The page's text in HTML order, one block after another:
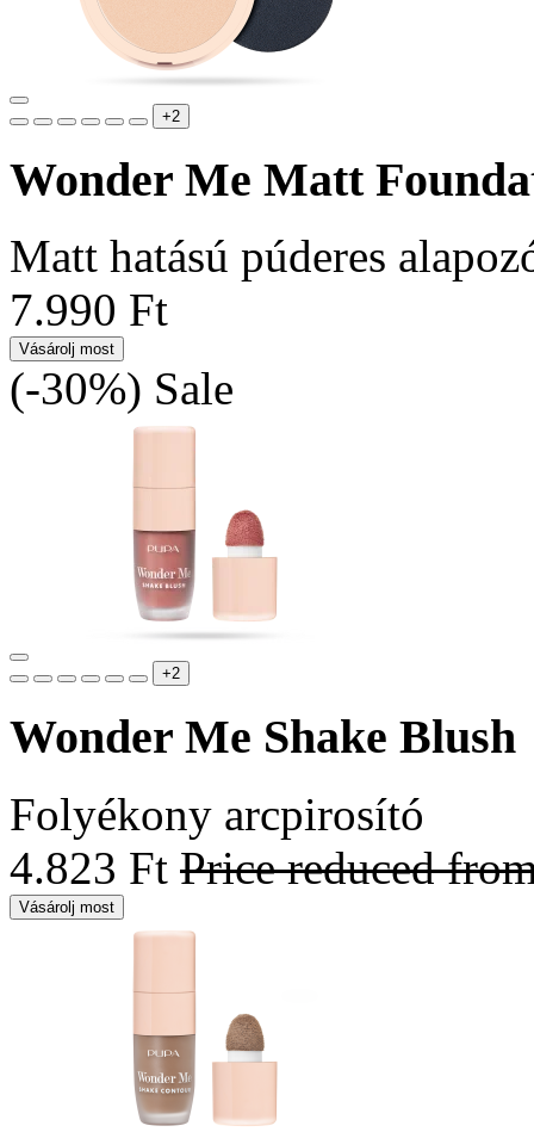
+2
Wonder Me Matt
Matt hatású púderes
7.990 Ft
Vásárolj most
(-30%) Sale
+2
Wonder Me Shake Blush
Folyékony arcpirosító
4.823 Ft Price reduced
Vásárolj most